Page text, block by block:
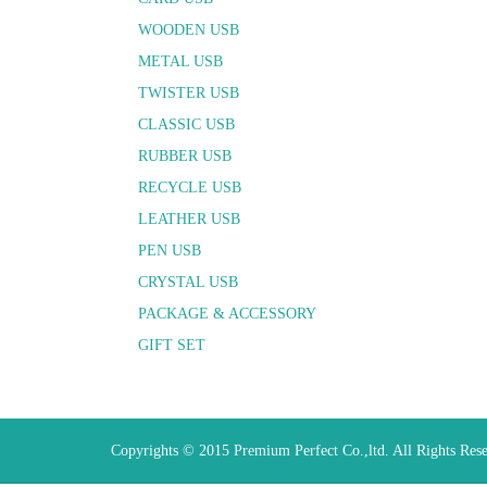
WOODEN USB
METAL USB
TWISTER USB
CLASSIC USB
RUBBER USB
RECYCLE USB
LEATHER USB
PEN USB
CRYSTAL USB
PACKAGE & ACCESSORY
GIFT SET
Copyrights © 2015 Premium Perfect Co.,ltd. All Rights